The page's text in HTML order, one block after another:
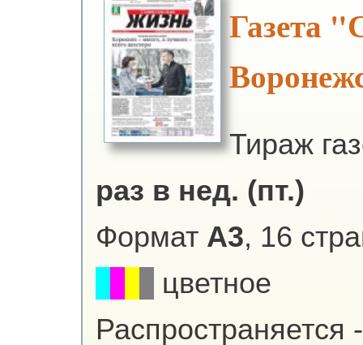
Газета
Тираж
раз в нед. (пт.)
Формат А3, 16
цветное
Распространяется -